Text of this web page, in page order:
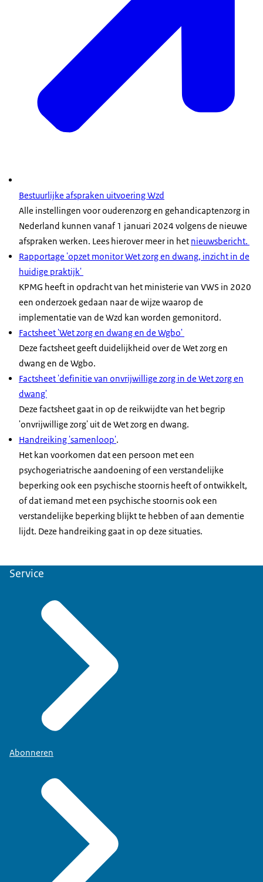
Bestuurlijke afspraken uitvoering Wzd
Alle instellingen voor ouderenzorg en gehandicaptenzorg in
Nederland kunnen vanaf 1 januari 2024 volgens de nieuwe
afspraken werken. Lees hierover meer in het nieuwsbericht.
Rapportage 'opzet monitor Wet zorg en dwang, inzicht in de
huidige praktijk'
KPMG heeft in opdracht van het ministerie van VWS in 2020
een onderzoek gedaan naar de wijze waarop de
implementatie van de Wzd kan worden gemonitord.
Factsheet 'Wet zorg en dwang en de Wgbo'
Deze factsheet geeft duidelijkheid over de Wet zorg en
dwang en de Wgbo.
Factsheet 'definitie van onvrijwillige zorg in de Wet zorg en
dwang'
Deze factsheet gaat in op de reikwijdte van het begrip
'onvrijwillige zorg' uit de Wet zorg en dwang.
Handreiking 'samenloop'.
Het kan voorkomen dat een persoon met een
psychogeriatrische aandoening of een verstandelijke
beperking ook een psychische stoornis heeft of ontwikkelt,
of dat iemand met een psychische stoornis ook een
verstandelijke beperking blijkt te hebben of aan dementie
lijdt. Deze handreiking gaat in op deze situaties.
Service
Abonneren